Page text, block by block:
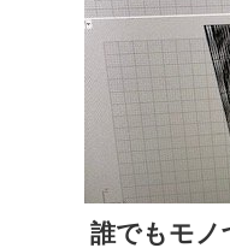
誰でもモノ